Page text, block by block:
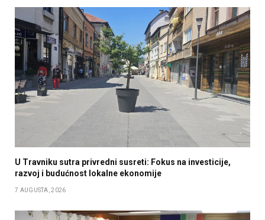
U Travniku sutra privredni susreti: Fokus na investicije,
razvoj i budućnost lokalne ekonomije
7 AUGUSTA, 2026